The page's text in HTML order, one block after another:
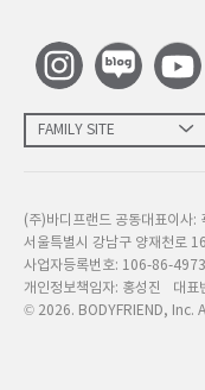
FAMILY SITE
(주)바디프랜드 공동대표이사:
서울특별시 강남구 양재천로
사업자등록번호: 106-86-
개인정보책임자: 홍성진
대표
© 2026. BODYFRIEND, Inc.